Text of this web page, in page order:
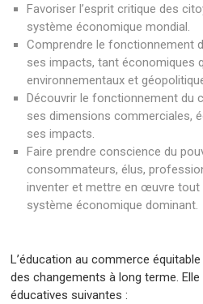
Favoriser l’esprit critique des
système économique mondial.
Comprendre le fonctionnement
ses impacts, tant économiques
environnementaux et
Découvrir le fonctionnement du
ses dimensions commerciales,
ses impacts.
Faire prendre conscience du
consommateurs, élus,
inventer et mettre en œuvre tout
système économique dominant.
L’éducation au commerce
des changements à long terme.
éducatives suivantes :